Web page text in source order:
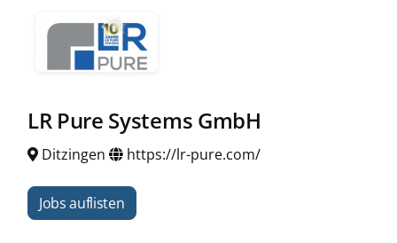
LR Pure Systems GmbH
Ditzingen https://lr-pure.com/
Jobs auflisten